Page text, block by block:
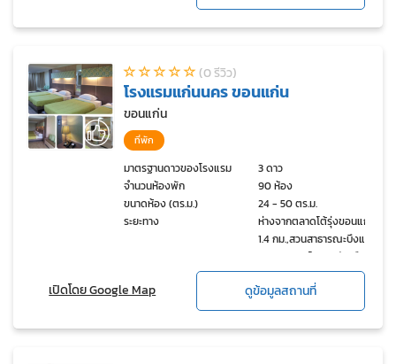
(0 รีวิว)
โรงแรมแก่นนคร ขอนแก่น
ขอนแก่น
ที่พัก
มาตรฐานดาวของโรงแรม
3 ดาว
จำนวนห้องพัก
90 ห้อง
ขนาดห้อง (ตร.ม.)
24 - 50 ตร.ม.
ระยะทาง
ห่างจากตลาดโต้รุ่งขอนแก่น
1.4 กม.,สวนสาธารณะบึงแก่น
นคร 1.5 กม.,โฮงมูนมังเมือง
ขอนแก่น 2 กม.
เปิดโดย Google Map ดูข้อมูลสถานที่